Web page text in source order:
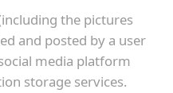
the pictures
and posted by a user
media platform
storage services.